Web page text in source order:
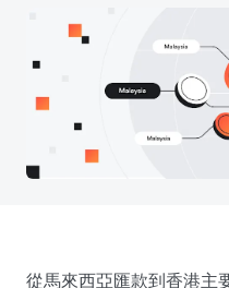
從馬來西亞匯款到香港主